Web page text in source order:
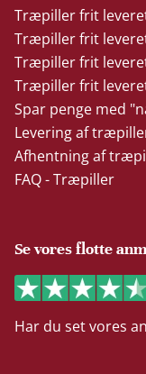
Træpiller frit
Træpiller frit
Træpiller frit
Træpiller frit
Spar penge med
Levering af
Afhentning af
FAQ - Træpiller
Se vores flotte
Har du set vores